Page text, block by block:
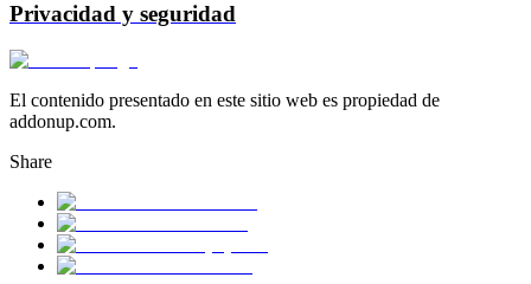
Privacidad y seguridad
El contenido presentado en este sitio web es propiedad de
addonup.com.
Share